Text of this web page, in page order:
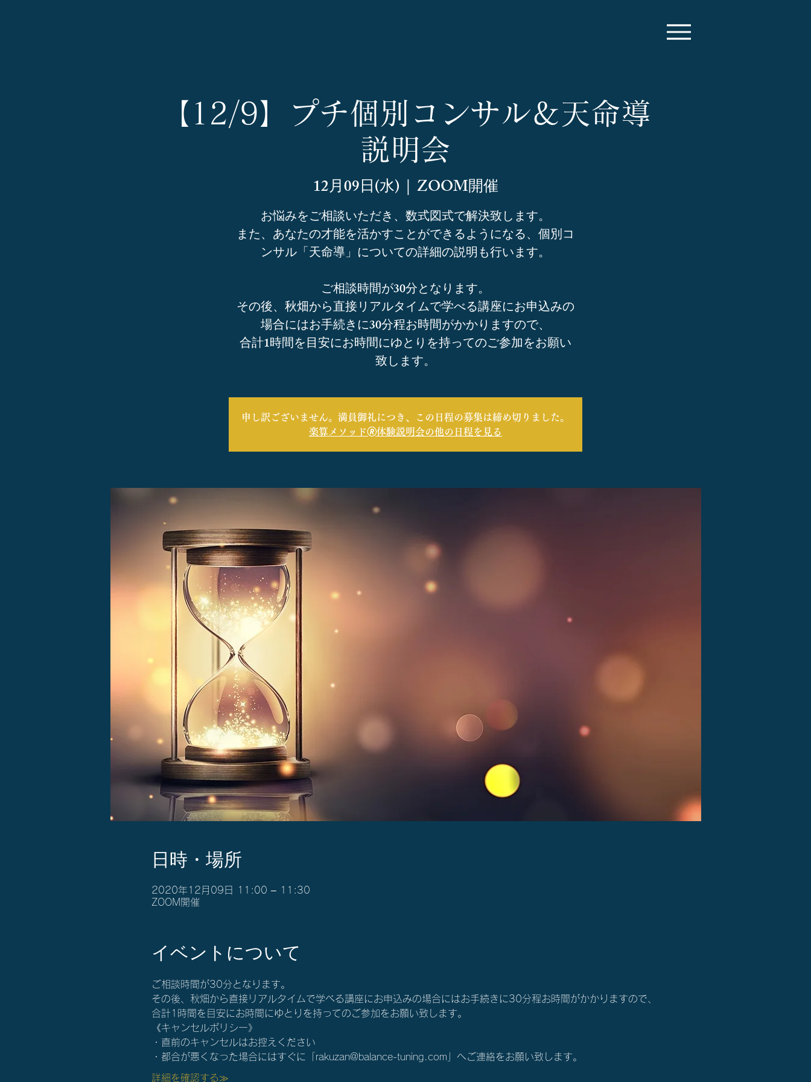
【12/9】プチ個別コンサル＆天命導
説明会
12月09日(水)
  |
ZOOM開催
お悩みをご相談いただき、数式図式で解決致します。
また、あなたの才能を活かすことができるようになる、個別コ
ンサル「天命導」についての詳細の説明も行います。
ご相談時間が30分となります。
その後、秋畑から直接リアルタイムで学べる講座にお申込みの
場合にはお手続きに30分程お時間がかかりますので、
合計1時間を目安にお時間にゆとりを持ってのご参加をお願い
致します。
申し訳ございません。満員御礼につき、この日程の募集は締め切りました。
楽算メソッド🄬体験説明会の他の日程を見る
日時・場所
2020年12月09日 11:00 – 11:30
ZOOM開催
イベントについて
ご相談時間が30分となります。
その後、秋畑から直接リアルタイムで学べる講座にお申込みの場合にはお手続きに30分程お時間がかかりますので、
合計1時間を目安にお時間にゆとりを持ってのご参加をお願い致します。
《キャンセルポリシー》
・直前のキャンセルはお控えください
・都合が悪くなった場合にはすぐに「rakuzan@balance-tuning.com」へご連絡をお願い致します。
詳細を確認する≫